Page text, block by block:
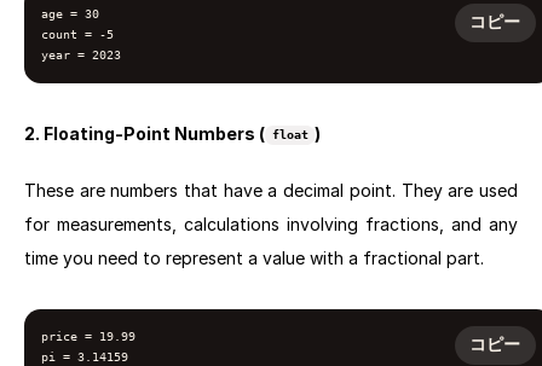
コピー
age = 30
count = -5
year = 2023
2. Floating-Point Numbers ( float )
These are numbers that have a decimal point. They are used
for measurements, calculations involving fractions, and any
time you need to represent a value with a fractional part.
コピー
price = 19.99
pi = 3.14159